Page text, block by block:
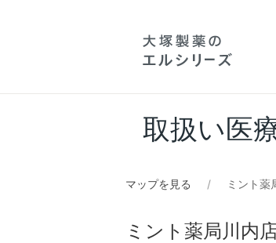
取扱い医
マップを見る ミント薬
ミント薬局川内